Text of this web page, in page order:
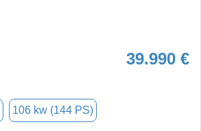
39.990 €
106 kw (144 PS)